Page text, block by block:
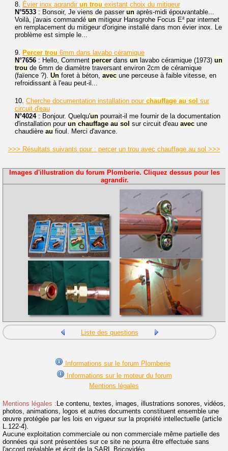
8. Évier inox agrandir un trou existant choix du mitigeur
N°5533 : Bonsoir, Je viens de passer un après-midi épouvantable...
Voilà, j'avais commandé un mitigeur Hansgrohe Focus E² par internet
en remplacement du mitigeur d'origine installé dans mon évier inox. Le
problème est simple le...
9. Percer trou 6mm dans lavabo céramique
N°7656 : Hello, Comment percer dans un lavabo céramique (1973) un
trou de 6mm de diamètre traversant environ 2cm de céramique
(faïence ?). Un foret à béton, avec une perceuse à faible vitesse, en
refroidissant à l'eau peut-il...
10. Cherche documentation installation pour chauffage au sol sur
circuit d'eau
N°4024: Bonjour. Quelqu'un pourrait-il me fournir de la documentation
d'installation pour un chauffage au sol sur circuit d'eau avec une
chaudière au fioul. Merci d'avance.
>>> Résultats suivants pour : percer un trou avec chauffage au sol >>>
Images d'illustration du forum Plomberie. Cliquez dessus pour les
agrandir.
Liste des questions
Informations sur le forum Plomberie
Informations sur le moteur du forum
Mentions légales
Mentions légales : Le contenu, textes, images, illustrations sonores, vidéos,
photos, animations, logos et autres documents constituent ensemble une
œuvre protégée par les lois en vigueur sur la propriété intellectuelle (article
L.122-4).
Aucune exploitation commerciale ou non commerciale même partielle des
données qui sont présentées sur ce site ne pourra être effectuée sans
l'accord préalable et écrit de la SARL Bricovidéo.